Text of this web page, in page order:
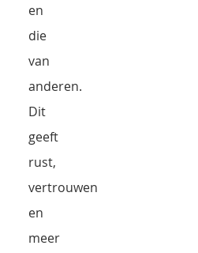
en
die
van
anderen.
Dit
geeft
rust,
vertrouwen
en
meer